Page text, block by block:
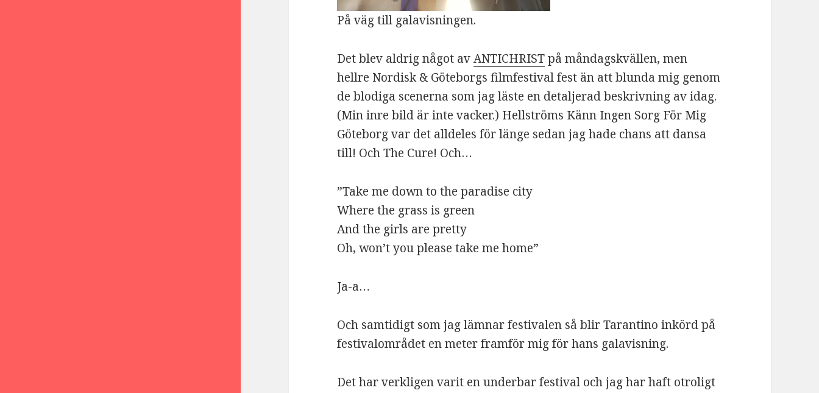
På väg till galavisningen.
Det blev aldrig något avANTICHRISTpå måndagskvällen, men
hellre Nordisk & Göteborgs filmfestival fest än att blunda mig genom
de blodiga scenerna som jag läste en detaljerad beskrivning av idag.
(Min inre bild är inte vacker.) Hellströms Känn Ingen Sorg För Mig
Göteborg var det alldeles för länge sedan jag hade chans att dansa
till! Och The Cure! Och…
”Take me down to the paradise city
Where the grass is green
And the girls are pretty
Oh, won’t you please take me home”
Ja-a…
Och samtidigt som jag lämnar festivalen så blir Tarantino inkörd på
festivalområdet en meter framför mig för hans galavisning.
Det har verkligen varit en underbar festival och jag har haft otroligt